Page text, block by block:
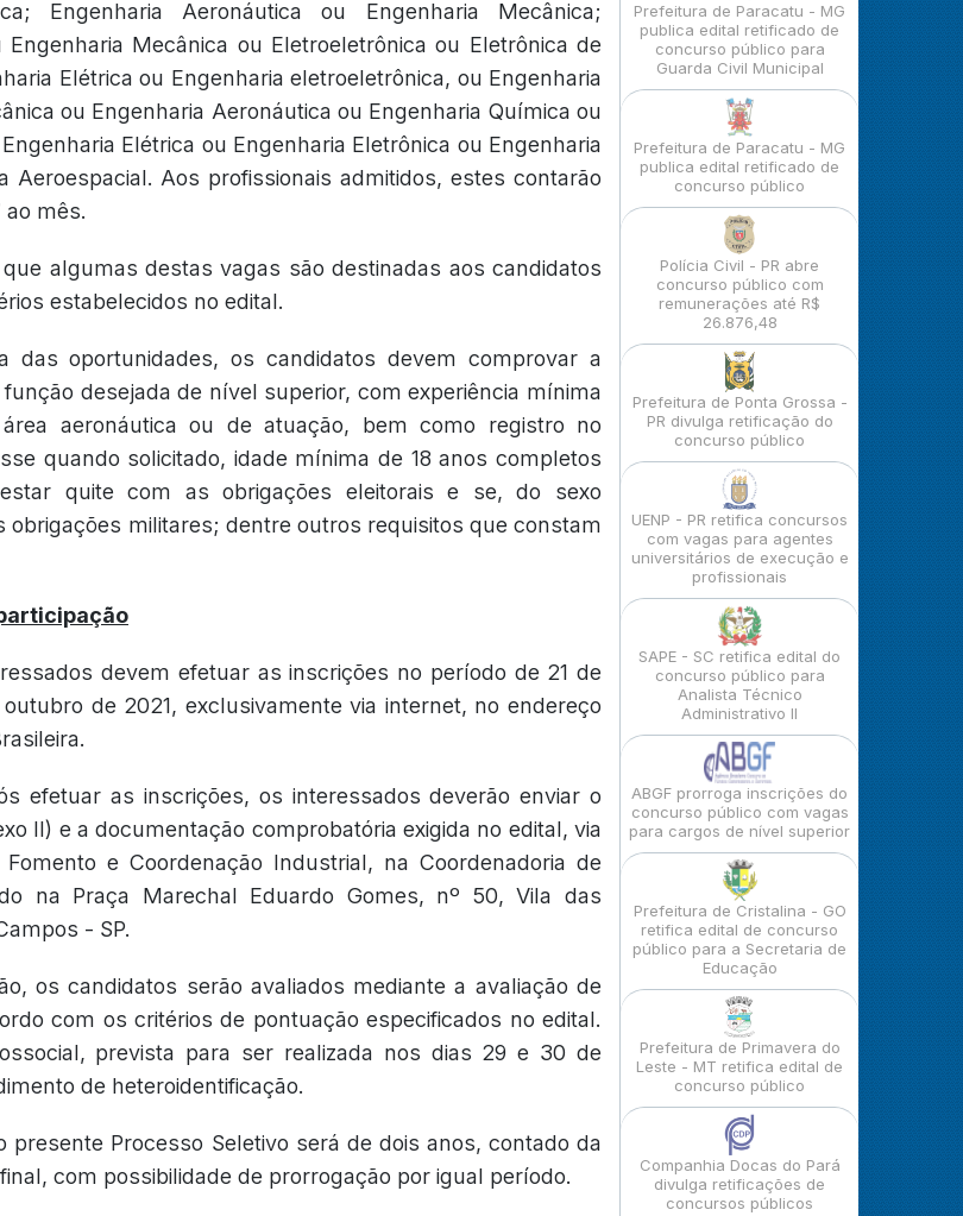
Engenharia Aeronáutica ou Engenharia Mecânica;
Engenharia Mecânica ou Eletroeletrônica ou Eletrônica de
Elétrica ou Engenharia eletroeletrônica, ou Engenharia
ou Engenharia Aeronáutica ou Engenharia Química ou
Elétrica ou Engenharia Eletrônica ou Engenharia
Aeroespacial. Aos profissionais admitidos, estes contarão
ao mês.
algumas destas vagas são destinadas aos candidatos
estabelecidos no edital.
das oportunidades, os candidatos devem comprovar a
desejada de nível superior, com experiência mínima
aeronáutica ou de atuação, bem como registro no
quando solicitado, idade mínima de 18 anos completos
quite com as obrigações eleitorais e se, do sexo
obrigações militares; dentre outros requisitos que constam
devem efetuar as inscrições no período de 21 de
de 2021, exclusivamente via internet, no endereço
efetuar as inscrições, os interessados deverão enviar o
II) e a documentação comprobatória exigida no edital, via
e Coordenação Industrial, na Coordenadoria de
na Praça Marechal Eduardo Gomes, nº 50, Vila das
- SP.
os candidatos serão avaliados mediante a avaliação de
com os critérios de pontuação especificados no edital.
prevista para ser realizada nos dias 29 e 30 de
de heteroidentificação.
presente Processo Seletivo será de dois anos, contado da
com possibilidade de prorrogação por igual período.
Prefeitura de Paracatu - MG
publica edital retificado de
concurso público para
Guarda Civil Municipal
Prefeitura de Paracatu - MG
publica edital retificado de
concurso público
Polícia Civil - PR abre
concurso público com
remunerações até R$
26.876,48
Prefeitura de Ponta Grossa -
PR divulga retificação do
concurso público
UENP - PR retifica concursos
com vagas para agentes
universitários de execução e
profissionais
SAPE - SC retifica edital do
concurso público para
Analista Técnico
Administrativo II
ABGF prorroga inscrições do
concurso público com vagas
para cargos de nível superior
Prefeitura de Cristalina - GO
retifica edital de concurso
público para a Secretaria de
Educação
Prefeitura de Primavera do
Leste - MT retifica edital de
concurso público
Companhia Docas do Pará
divulga retificações de
concursos públicos